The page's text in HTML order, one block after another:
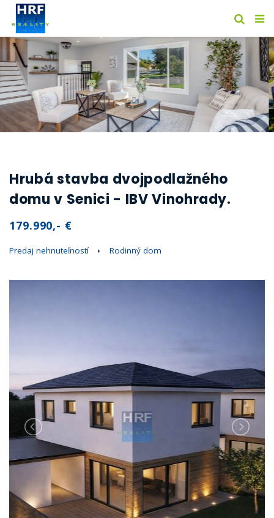
Hrubá stavba dvojpodlažného
domu v Senici - IBV Vinohrady.
179.990,- €
Predaj nehnuteľností Rodinný dom